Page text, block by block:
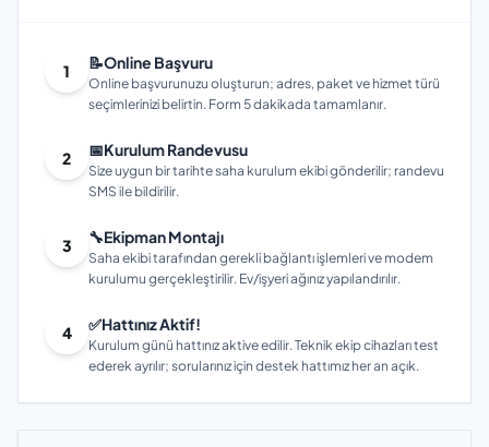
1 📝Online Başvuru
Online başvurunuzu oluşturun; adres, paket ve hizmet türü
seçimlerinizi belirtin. Form 5 dakikada tamamlanır.
2 📅Kurulum Randevusu
Size uygun bir tarihte saha kurulum ekibi gönderilir; randevu
SMS ile bildirilir.
3 🔧Ekipman Montajı
Saha ekibi tarafından gerekli bağlantı işlemleri ve modem
kurulumu gerçekleştirilir. Ev/işyeri ağınız yapılandırılır.
4 ✅Hattınız Aktif!
Kurulum günü hattınız aktive edilir. Teknik ekip cihazları test
ederek ayrılır; sorularınız için destek hattımız her an açık.